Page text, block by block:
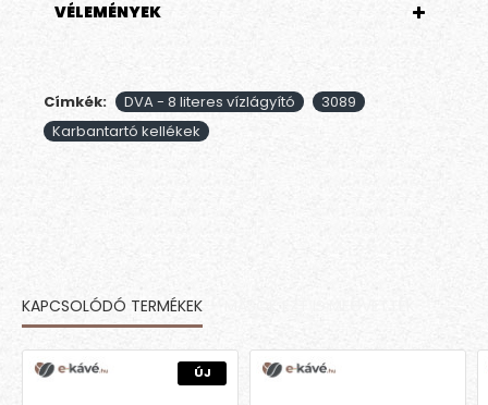
VÉLEMÉNYEK
Címkék: DVA - 8 literes vízlágyító
3089
Karbantartó kellékek
KAPCSOLÓDÓ TERMÉKEK
ÚJ